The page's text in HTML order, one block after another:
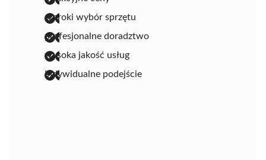
szeroki wybór sprzętu
profesjonalne doradztwo
wysoka jakość usług
indywidualne podejście